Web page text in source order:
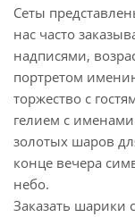
Сеты
нас часто
надписями,
портретом
торжество с
гелием с
золотых шаров
конце вечера
небо.
Заказать шарики